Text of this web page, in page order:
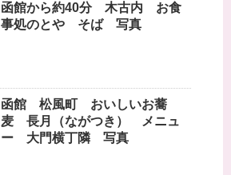
函館から約40分 木古内 お食
事処のとや そば 写真
函館 松風町 おいしいお蕎
麦 長月（ながつき） メニュ
ー 大門横丁隣 写真